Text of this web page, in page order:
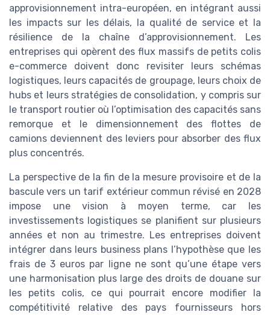
approvisionnement intra-européen, en intégrant aussi
les impacts sur les délais, la qualité de service et la
résilience de la chaîne d’approvisionnement. Les
entreprises qui opèrent des flux massifs de petits colis
e-commerce doivent donc revisiter leurs schémas
logistiques, leurs capacités de groupage, leurs choix de
hubs et leurs stratégies de consolidation, y compris sur
le transport routier où l’optimisation des capacités sans
remorque et le dimensionnement des flottes de
camions deviennent des leviers pour absorber des flux
plus concentrés.
La perspective de la fin de la mesure provisoire et de la
bascule vers un tarif extérieur commun révisé en 2028
impose une vision à moyen terme, car les
investissements logistiques se planifient sur plusieurs
années et non au trimestre. Les entreprises doivent
intégrer dans leurs business plans l’hypothèse que les
frais de 3 euros par ligne ne sont qu’une étape vers
une harmonisation plus large des droits de douane sur
les petits colis, ce qui pourrait encore modifier la
compétitivité relative des pays fournisseurs hors